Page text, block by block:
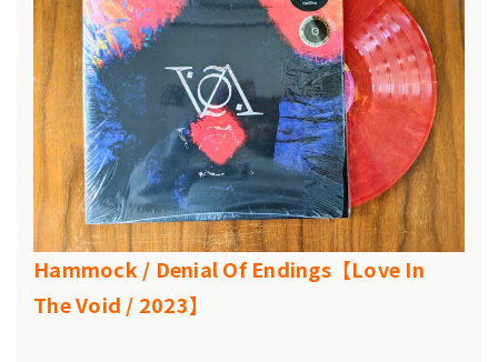
Hammock / Denial Of Endings【Love In
The Void / 2023】